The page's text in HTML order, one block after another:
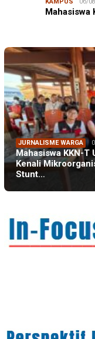
Mahasiswa
JURNALISME WARGA
Mahasiswa KKN-T
Kenali
Stunt…
IN FOCUS 06/08/2026
Syamsu Alam,